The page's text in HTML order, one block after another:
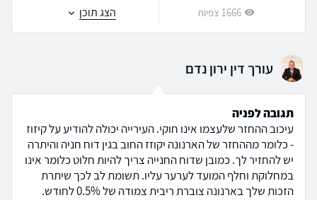
1666 צפיות הצג תוכן
עורך דין ירון נדם
תגובה לפניה
עיכוב ההחזר שלעצמו אינו חוקי. העירייה יכולה להודיע על קיזוז
- כלומר מההחזר של הארנונה יקוזז החוב בגין דוח חניה והיתרה
יש להחזיר לך. כמובן שדוח החנייה צריך להיות חלוט כלומר אינו
במחלוקת וחלף המועד לערער עליו. תשומת לב לכך שיתרת
הזכות שלך בארנונה צוברת ריבית צמודה של 0.5% לחודש.